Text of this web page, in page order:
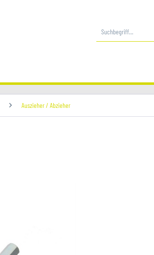
Auszieher / Abzieher